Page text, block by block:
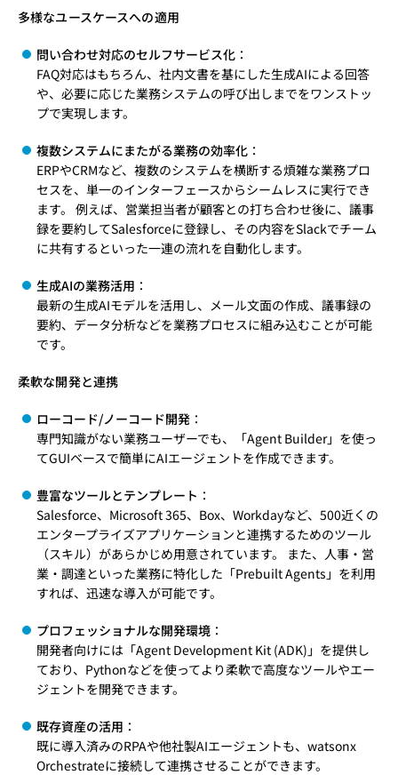
多様なユースケースへの適用
問い合わせ対応のセルフサービス化 ：
FAQ対応はもちろん、社内文書を基にした生成AIによる回答
や、必要に応じた業務システムの呼び出しまでをワンストッ
プで実現します。
複数システムにまたがる業務の効率化 ：
ERPやCRMなど、複数のシステムを横断する煩雑な業務プロ
セスを、単一のインターフェースからシームレスに実行でき
ます。 例えば、営業担当者が顧客との打ち合わせ後に、議事
録を要約してSalesforceに登録し、その内容をSlackでチーム
に共有するといった一連の流れを自動化します。
生成AIの業務活用 ：
最新の生成AIモデルを活用し、メール文面の作成、議事録の
要約、データ分析などを業務プロセスに組み込むことが可能
です。
柔軟な開発と連携
ローコード/ノーコード開発 ：
専門知識がない業務ユーザーでも、「Agent Builder」を使っ
てGUIベースで簡単にAIエージェントを作成できます。
豊富なツールとテンプレート ：
Salesforce、Microsoft 365、Box、Workdayなど、500近くの
エンタープライズアプリケーションと連携するためのツール
（スキル）があらかじめ用意されています。 また、人事・営
業・調達といった業務に特化した「Prebuilt Agents」を利用
すれば、迅速な導入が可能です。
プロフェッショナルな開発環境 ：
開発者向けには「Agent Development Kit (ADK)」を提供し
ており、Pythonなどを使ってより柔軟で高度なツールやエー
ジェントを開発できます。
既存資産の活用 ：
既に導入済みのRPAや他社製AIエージェントも、watsonx
Orchestrateに接続して連携させることができます。